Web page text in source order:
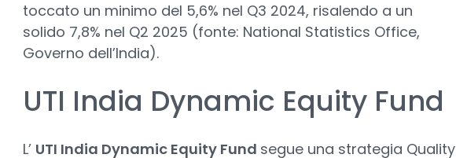
toccato un minimo del 5,6% nel Q3 2024, risalendo a un
solido 7,8% nel Q2 2025 (fonte: National Statistics Office,
Governo dell’India).
UTI India Dynamic Equity Fund
L’ UTI India Dynamic Equity Fund segue una strategia Quality